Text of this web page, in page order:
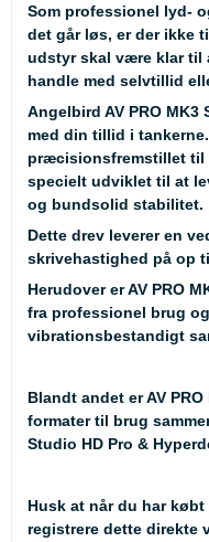
Som professionel lyd-
det går løs, er der ikke
udstyr skal være klar til
handle med selvtillid
Angelbird AV PRO
med din tillid i
præcisionsfremstillet til
specielt udviklet til at
og bundsolid stabilitet.
Dette drev leverer en
skrivehastighed på op
Herudover er AV PRO
fra professionel brug
vibrationsbestandigt
Blandt andet er AV
formater til brug
Studio HD Pro &
Husk at når du har
registrere dette direkte